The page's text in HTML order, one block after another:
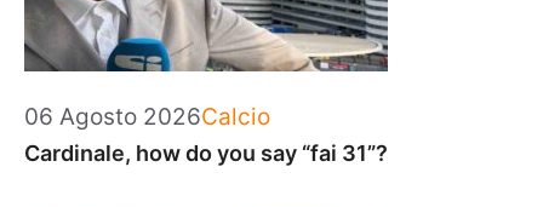
06 Agosto 2026Categorie
Calcio
Cardinale, how do you say “fai 31”?